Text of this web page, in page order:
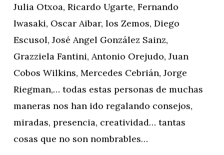
Julia Otxoa, Ricardo Ugarte, Fernando
Iwasaki, Oscar Aibar, los Zemos, Diego
Escusol, José Angel González Sainz,
Grazziela Fantini, Antonio Orejudo, Juan
Cobos Wilkins, Mercedes Cebrián, Jorge
Riegman,… todas estas personas de muchas
maneras nos han ido regalando consejos,
miradas, presencia, creatividad… tantas
cosas que no son nombrables…